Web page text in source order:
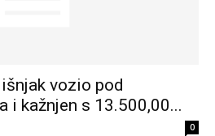
vozio pod
i kažnjen s 13.500,00...
0